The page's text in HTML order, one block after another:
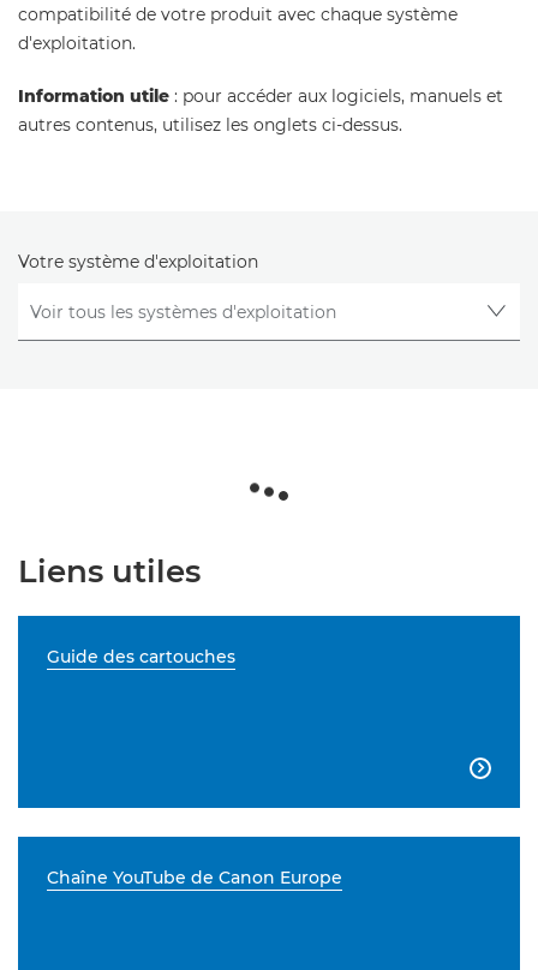
compatibilité de votre produit avec chaque système
d'exploitation.
Information utile : pour accéder aux logiciels, manuels et
autres contenus, utilisez les onglets ci-dessus.
Votre système d'exploitation
Liens utiles
Guide des cartouches

Chaîne YouTube de Canon Europe